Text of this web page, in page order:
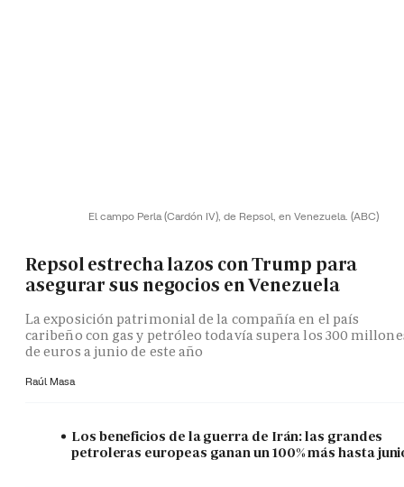
El campo Perla (Cardón IV), de Repsol, en Venezuela. (ABC)
Repsol estrecha lazos con Trump para
asegurar sus negocios en Venezuela
La exposición patrimonial de la compañía en el país
caribeño con gas y petróleo todavía supera los 300
de euros a junio de este año
Raúl Masa
Los beneficios de la guerra de Irán: las grandes
petroleras europeas ganan un 100% más hasta